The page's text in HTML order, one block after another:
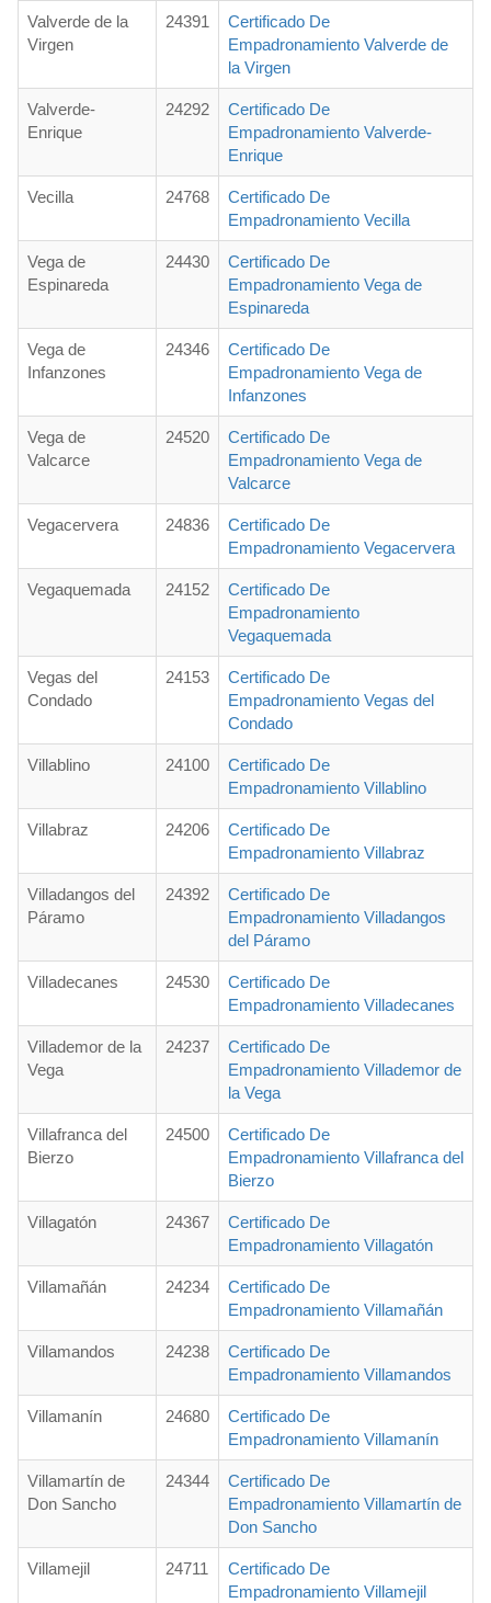
Valverde de la
Virgen
24391
Certificado De
Empadronamiento Valverde de
la Virgen
Valverde-
Enrique
24292
Certificado De
Empadronamiento Valverde-
Enrique
Vecilla 24768
Certificado De
Empadronamiento Vecilla
Vega de
Espinareda
24430
Certificado De
Empadronamiento Vega de
Espinareda
Vega de
Infanzones
24346
Certificado De
Empadronamiento Vega de
Infanzones
Vega de
Valcarce
24520
Certificado De
Empadronamiento Vega de
Valcarce
Vegacervera 24836
Certificado De
Empadronamiento Vegacervera
Vegaquemada 24152
Certificado De
Empadronamiento
Vegaquemada
Vegas del
Condado
24153
Certificado De
Empadronamiento Vegas del
Condado
Villablino 24100
Certificado De
Empadronamiento Villablino
Villabraz 24206
Certificado De
Empadronamiento Villabraz
Villadangos del
Páramo
24392
Certificado De
Empadronamiento Villadangos
del Páramo
Villadecanes 24530
Certificado De
Empadronamiento Villadecanes
Villademor de la
Vega
24237
Certificado De
Empadronamiento Villademor de
la Vega
Villafranca del
Bierzo
24500
Certificado De
Empadronamiento Villafranca del
Bierzo
Villagatón 24367
Certificado De
Empadronamiento Villagatón
Villamañán 24234
Certificado De
Empadronamiento Villamañán
Villamandos 24238
Certificado De
Empadronamiento Villamandos
Villamanín 24680
Certificado De
Empadronamiento Villamanín
Villamartín de
Don Sancho
24344
Certificado De
Empadronamiento Villamartín de
Don Sancho
Villamejil 24711
Certificado De
Empadronamiento Villamejil